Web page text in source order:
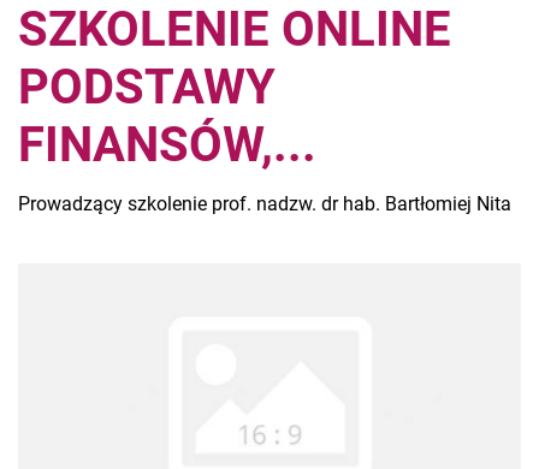
SZKOLENIE ONLINE
PODSTAWY
FINANSÓW,...
Prowadzący szkolenie prof. nadzw. dr hab. Bartłomiej Nita